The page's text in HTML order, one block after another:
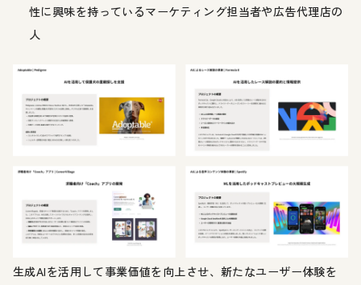
性に興味を持っているマーケティング担当者や広告代理店の
人
生成AIを活用して事業価値を向上させ、新たなユーザー体験を